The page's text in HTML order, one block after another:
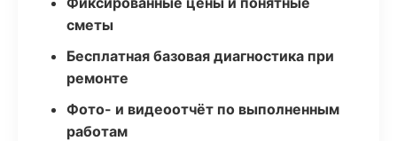
сметы
Бесплатная базовая диагностика при
ремонте
Фото- и видеоотчёт по выполненным
работам